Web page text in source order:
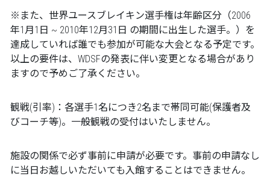
※また、世界ユースブレイキン選手権は年齢区分（2006
年1月1日 ~ 2010年12月31日 の期間に出生した選手。）を
達成していれば誰でも参加が可能な大会となる予定です。
以上の要件は、WDSFの発表に伴い変更となる場合があり
ますので予めご了承ください。
観戦(引率)：各選手1名につき2名まで帯同可能(保護者及
びコーチ等)。一般観戦の受付はいたしません。
施設の関係で必ず事前に申請が必要です。事前の申請なし
に当日お越しいただいても入館することはできません。